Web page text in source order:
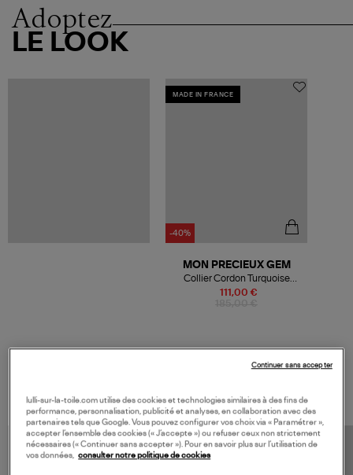
Adoptez
LE LOOK
MADE IN FRANCE
-40%
111,00 €
MON PRECIEUX GEM
Collier Cordon Turquoise
Poisson Quartz Fumé
lulli-sur-la-toile.com utilise des cookies et technologies similaires à des fins de
performance, personnalisation, publicité et analyses, en collaboration avec des
partenaires tels que Google. Vous pouvez configurer vos choix via « Paramétrer »,
accepter l’ensemble des cookies (« J’accepte ») ou refuser ceux non strictement
nécessaires (« Continuer sans accepter »). Pour en savoir plus sur l’utilisation de
vos données, consulter notre politique de cookies
Continuer sans accepter